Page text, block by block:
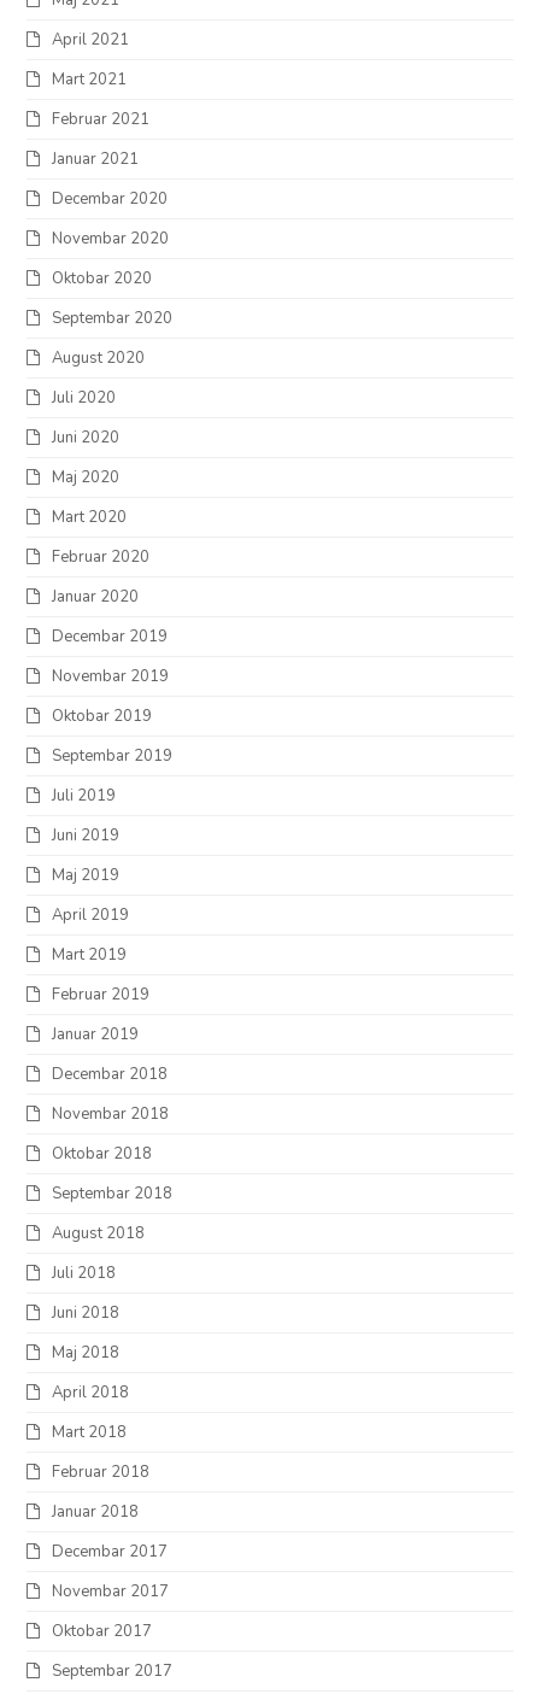
April 2021
Mart 2021
Februar 2021
Januar 2021
Decembar 2020
Novembar 2020
Oktobar 2020
Septembar 2020
August 2020
Juli 2020
Juni 2020
Maj 2020
Mart 2020
Februar 2020
Januar 2020
Decembar 2019
Novembar 2019
Oktobar 2019
Septembar 2019
Juli 2019
Juni 2019
Maj 2019
April 2019
Mart 2019
Februar 2019
Januar 2019
Decembar 2018
Novembar 2018
Oktobar 2018
Septembar 2018
August 2018
Juli 2018
Juni 2018
Maj 2018
April 2018
Mart 2018
Februar 2018
Januar 2018
Decembar 2017
Novembar 2017
Oktobar 2017
Septembar 2017